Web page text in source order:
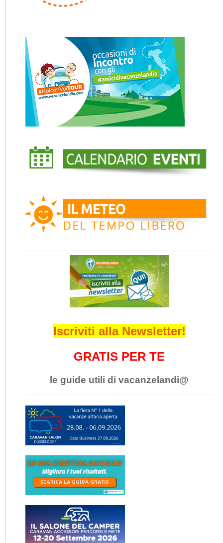
Iscriviti alla Newsletter!
GRATIS PER TE
le guide utili di vacanzelandi@